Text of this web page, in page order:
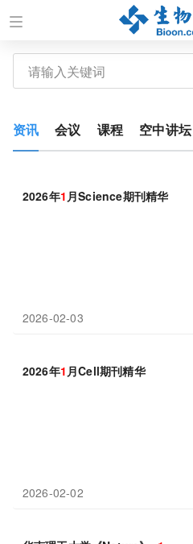
资讯 会议 课程 空中讲坛
2026年1 月Science期刊精华
2026-02-03
2026年1 月Cell期刊精华
2026-02-02